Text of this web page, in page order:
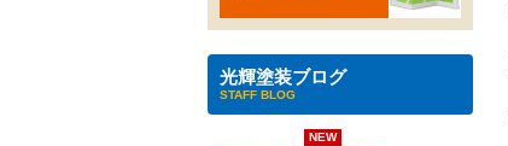
光輝塗装ブログ
STAFF BLOG
NEW